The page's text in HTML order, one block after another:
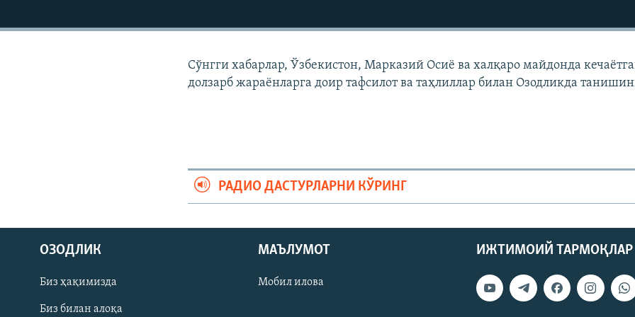
На русском
ИЖТИМОИЙ ТАРМОҚЛАР
Сўнгги хабарлар, Ўзбекистон, Марказий Осиë ва халқаро майдонда
долзарб жараëнларга доир тафсилот ва таҳлиллар билан Озодликда
РАДИО ДАСТУРЛАРНИ КЎРИНГ
ИЖТИМОИЙ ТАРМОҚЛАР
ОЗОДЛИК
Биз ҳақимизда
Биз билан алоқа
МАЪЛУМОТ
Мобил илова